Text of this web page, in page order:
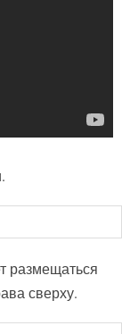
размещаться
сверху.